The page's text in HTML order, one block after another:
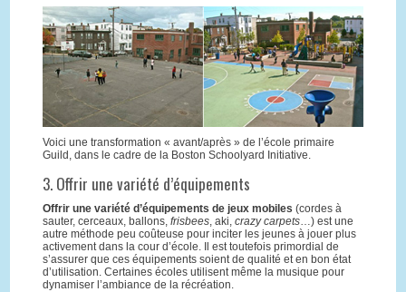
Voici une transformation « avant/après » de l’école primaire
Guild, dans le cadre de la Boston Schoolyard Initiative.
3. Offrir une variété d’équipements
Offrir une variété d’équipements de jeux mobiles (cordes à
sauter, cerceaux, ballons, frisbees, aki, crazy carpets…) est une
autre méthode peu coûteuse pour inciter les jeunes à jouer plus
activement dans la cour d’école. Il est toutefois primordial de
s’assurer que ces équipements soient de qualité et en bon état
d’utilisation. Certaines écoles utilisent même la musique pour
dynamiser l’ambiance de la récréation.